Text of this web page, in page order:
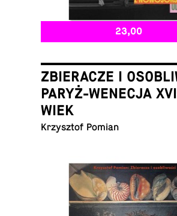
23,00
ZBIERACZE I
PARYŻ-WENECJA
WIEK
Krzysztof Pomian